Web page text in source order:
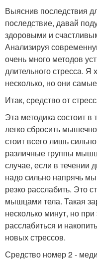
Выяснив последствия
последствие, давай
здоровыми и
Анализируя
очень много методов
длительного стресса. Я
несколько, но они
Итак, средство от
Эта методика состоит
легко сбросить
стоит всего лишь
различные группы мышц
случае, если в течении
надо сильно напрячь
резко расслабить. Это
мышцами тела. Такая
несколько минут, но
расслабиться и
новых стрессов.
Средство номер 2 -